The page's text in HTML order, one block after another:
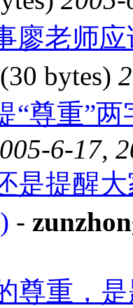
廖老师
bytes)
“尊重”
6-17,
是提醒
-
尊重，